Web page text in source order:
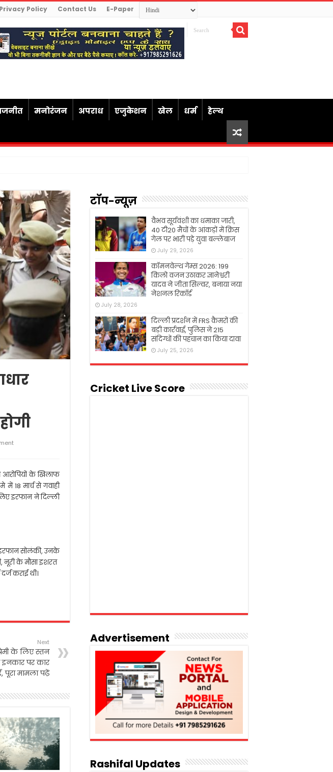
Privacy Policy Contact Us E-Paper
मनोरंजन अपराध एजुकेशन खेल धर्म हेल्थ
के अ
आरोपियों के खिलाफ
18 मार्च से गवाही
इरफान ने दिल्ली
इरफान सोलंकी, उनके
के मौसा इशरत
कराई थी।
Next
के लिए स्तन
इनकार पर कार
मामला पढ़ें
टॉप-न्यूज़
वैभव सूर्यवंशी का धमाका जारी,
40 टी20 मैचों के आंकड़ों में क्रिस
गेल पर भारी पड़े युवा बल्लेबाज
July 29, 2026
कॉमनवेल्थ गेम्स 2026: 199
किलो वजन उठाकर ज्ञानेश्वरी
यादव ने जीता सिल्वर, बनाया नया
नेशनल रिकॉर्ड
July 28, 2026
दिल्ली प्रदर्शन में FRS कैमरों की
बड़ी कार्रवाई, पुलिस ने 215
संदिग्धों की पहचान का किया दावा
July 25, 2026
Cricket Live Score
Advertisement
Rashifal Updates